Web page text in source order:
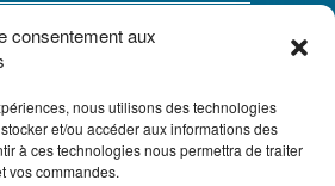
consentement aux
nous utilisons des technologies
et/ou accéder aux informations des
à ces technologies nous permettra de traiter
vos commandes.
EN PLUSIEURS FOIS* :
LE 10X. LIMITÉ À 6000 € POUR LE 3X ET 4X.
GÉNÉRALES DE VENTE